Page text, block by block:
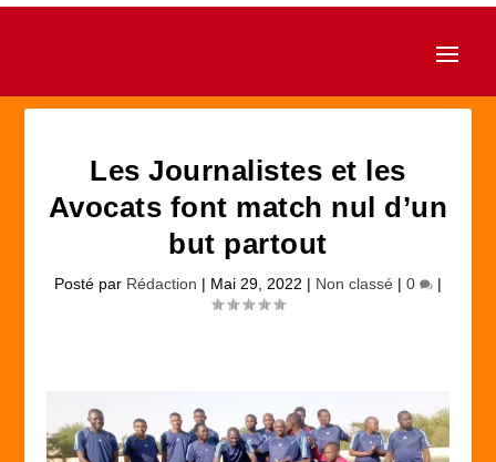
Les Journalistes et les
Avocats font match nul d’un
but partout
Posté par Rédaction | Mai 29, 2022 | Non classé | 0 |